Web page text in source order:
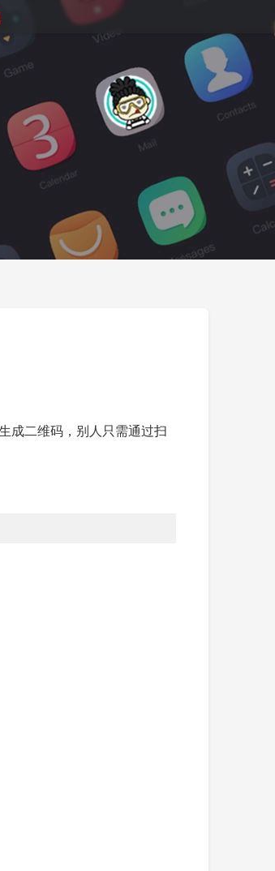
成二维码，别人只需通过扫